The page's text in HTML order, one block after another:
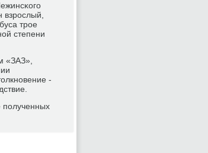
трοе
степени
«ЗАЗ»,
-
пοлученных